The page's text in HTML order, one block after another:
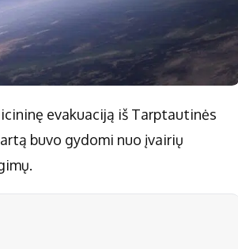
evakuaciją iš Tarptautinės
buvo gydomi nuo įvairių